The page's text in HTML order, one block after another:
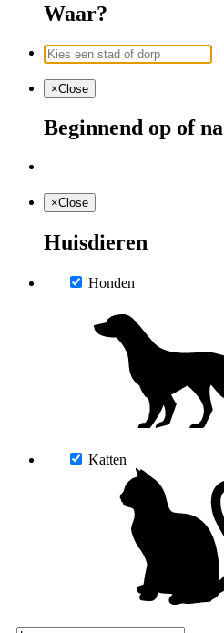
Waar?
×Close
Beginnend op of na
×Close
Huisdieren
Honden
Katten